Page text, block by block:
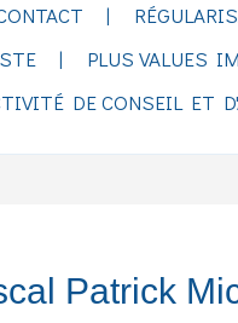
PLUS VALUES
DE CONSEIL ET
Patrick